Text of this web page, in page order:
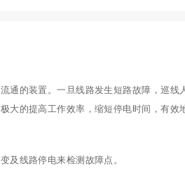
通的装置。一旦线路发生短路故障，巡线
的提高工作效率，缩短停电时间，有效
及线路停电来检测故障点。